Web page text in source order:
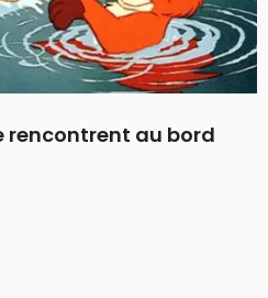
rencontrent au bord